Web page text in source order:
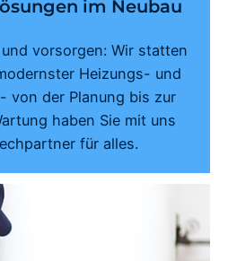
im Neubau
vorsorgen: Wir statten
Heizungs- und
von der Planung bis zur
haben Sie mit uns
für alles.